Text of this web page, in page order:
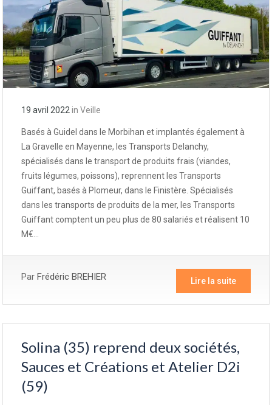
19 avril 2022in Veille
Basés à Guidel dans le Morbihan et implantés également à
La Gravelle en Mayenne, les Transports Delanchy,
spécialisés dans le transport de produits frais (viandes,
fruits légumes, poissons), reprennent les Transports
Guiffant, basés à Plomeur, dans le Finistère. Spécialisés
dans les transports de produits de la mer, les Transports
Guiffant comptent un peu plus de 80 salariés et réalisent 10
M€…
Par Frédéric BREHIER Lire la suite
Solina (35) reprend deux sociétés,
Sauces et Créations et Atelier D2i
(59)